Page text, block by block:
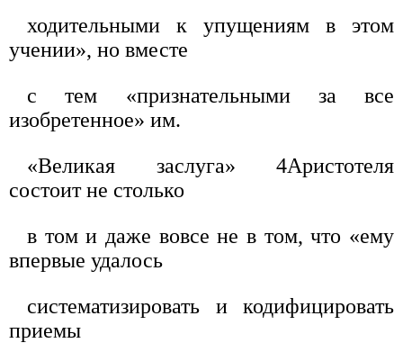
ходительными к упущениям в этом
учении», но вместе
с тем «признательными за все
изобретенное» им.
«Великая заслуга» 4Аристотеля
состоит не столько
в том и даже вовсе не в том, что «ему
впервые удалось
систематизировать и кодифицировать
приемы